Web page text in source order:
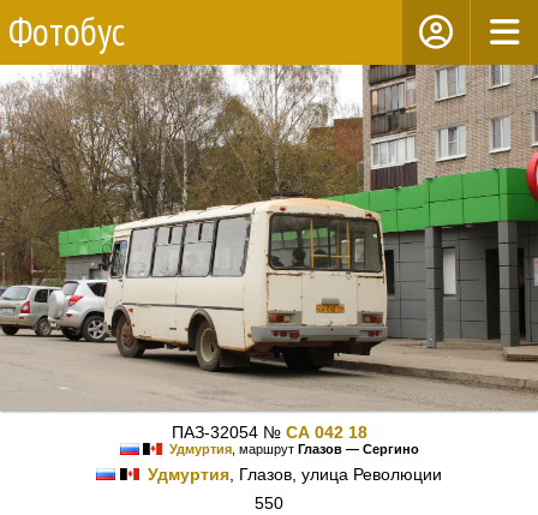
Фотобус
ПАЗ-32054 № СА 042 18
Удмуртия, маршрут Глазов — Сергино
Удмуртия , Глазов, улица Революции
550